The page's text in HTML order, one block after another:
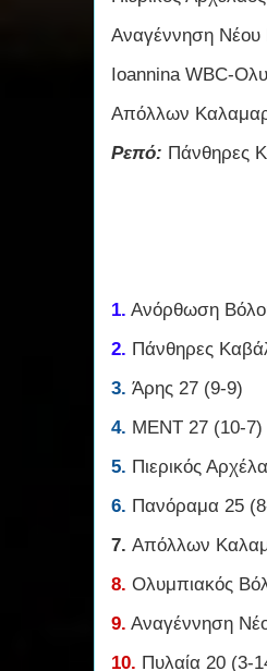
Αναγέννηση Νέου
Ioannina WBC-
Απόλλων
Ρεπό: Πάνθηρες
1. Ανόρθωση
2. Πάνθηρες
3. Άρης 27 (9-9)
4. ΜΕΝΤ 27 (10-7)
5. Πιερικός
6. Πανόραμα 25
7. Απόλλων
8. Ολυμπιακός
9. Αναγέννηση
10. Πυλαία 20 (3-